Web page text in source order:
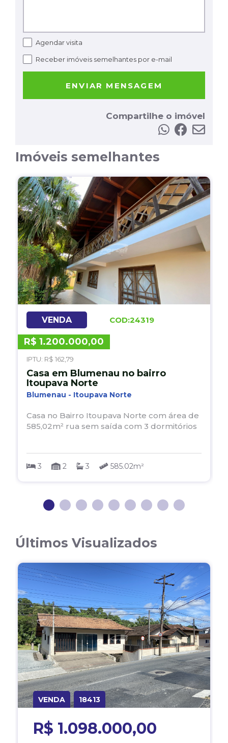
Agendar visita
Receber imóveis semelhantes por e-mail
ENVIAR MENSAGEM
Compartilhe o imóvel
Imóveis semelhantes
VENDA COD:24319
R$ 1.200.000,00
IPTU: R$ 162,79
Casa em Blumenau no bairro
Itoupava Norte
Blumenau - Itoupava Norte
Casa no Bairro Itoupava Norte com área de
585,02m² rua sem saída com 3 dormitórios
3 2 3 585.02m²
4
Últimos Visualizados
VENDA 18413
R$ 1.098.000,00